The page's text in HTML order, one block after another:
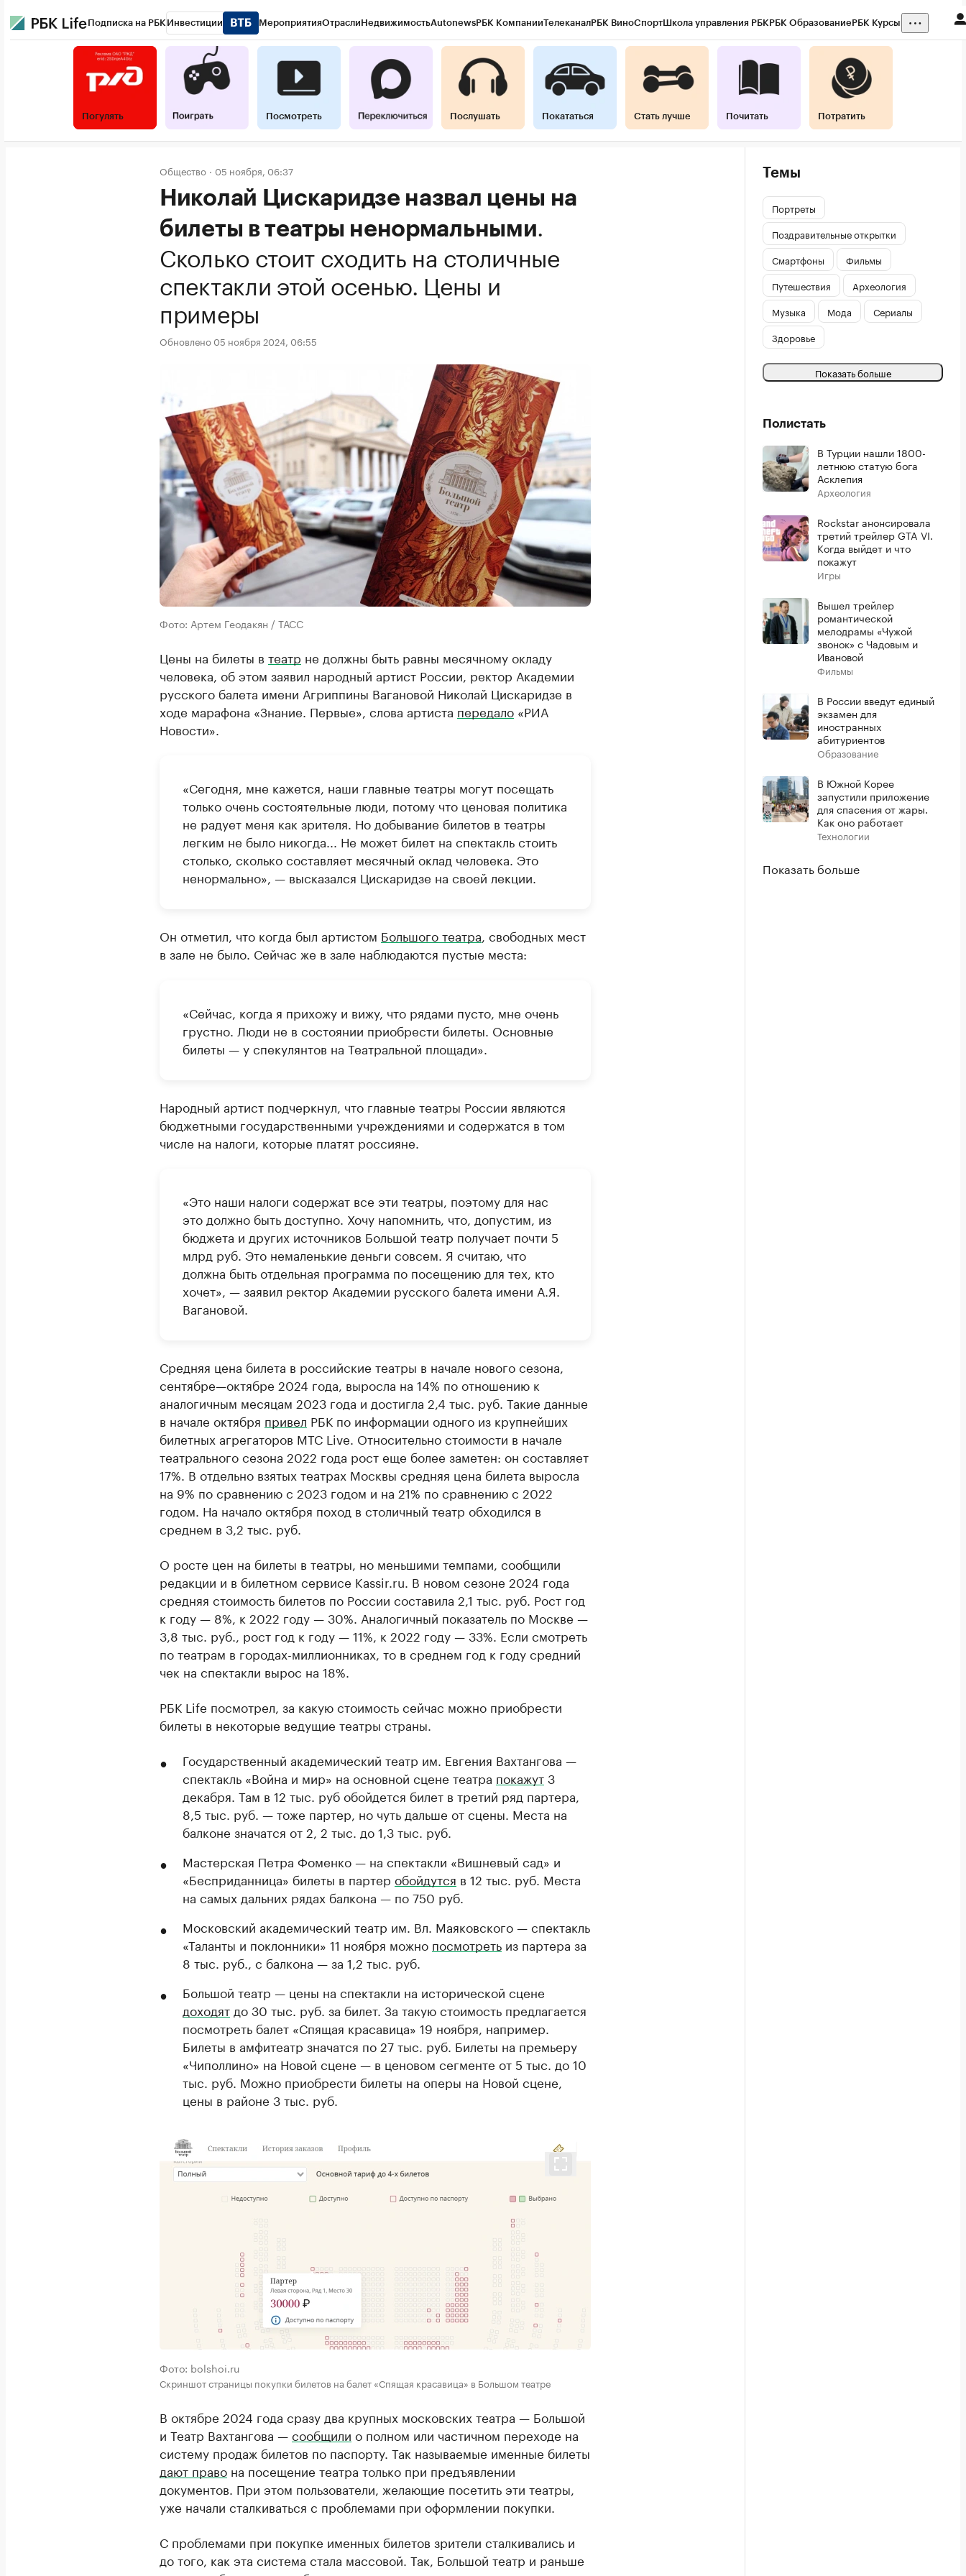
Подписка на РБК Инвестиции МероприятияОтраслиНедвижимостьAutonewsРБК КомпанииТелеканалРБК ВиноСпортШкола управления РБКРБК ОбразованиеРБК Курсы
Погулять Посмотреть Послушать Покататься Стать лучше Почитать Потратить
Общество 05 ноября, 06:37
Николай Цискаридзе назвал цены на
билеты в театры ненормальными.
Сколько стоит сходить на столичные
спектакли этой осенью. Цены и
примеры
Обновлено 05 ноября 2024, 06:55
Фото: Артем Геодакян / ТАСС
Цены на билеты в театр не должны быть равны месячному окладу
человека, об этом заявил народный артист России, ректор Академии
русского балета имени Агриппины Вагановой Николай Цискаридзе в
ходе марафона «Знание. Первые», слова артиста передало «РИА
Новости».
«Сегодня, мне кажется, наши главные театры могут посещать
только очень состоятельные люди, потому что ценовая политика
не радует меня как зрителя. Но добывание билетов в театры
легким не было никогда... Не может билет на спектакль стоить
столько, сколько составляет месячный оклад человека. Это
ненормально», — высказался Цискаридзе на своей лекции.
Он отметил, что когда был артистом Большого театра , свободных мест
в зале не было. Сейчас же в зале наблюдаются пустые места:
«Сейчас, когда я прихожу и вижу, что рядами пусто, мне очень
грустно. Люди не в состоянии приобрести билеты. Основные
билеты — у спекулянтов на Театральной площади».
Народный артист подчеркнул, что главные театры России являются
бюджетными государственными учреждениями и содержатся в том
числе на налоги, которые платят россияне.
«Это наши налоги содержат все эти театры, поэтому для нас
это должно быть доступно. Хочу напомнить, что, допустим, из
бюджета и других источников Большой театр получает почти 5
млрд руб. Это немаленькие деньги совсем. Я считаю, что
должна быть отдельная программа по посещению для тех, кто
хочет», — заявил ректор Академии русского балета имени А.Я.
Вагановой.
Средняя цена билета в российские театры в начале нового сезона,
сентябре—октябре 2024 года, выросла на 14% по отношению к
аналогичным месяцам 2023 года и достигла 2,4 тыс. руб. Такие данные
в начале октября привел РБК по информации одного из крупнейших
билетных агрегаторов МТС Live. Относительно стоимости в начале
театрального сезона 2022 года рост еще более заметен: он составляет
17%. В отдельно взятых театрах Москвы средняя цена билета выросла
на 9% по сравнению с 2023 годом и на 21% по сравнению с 2022
годом. На начало октября поход в столичный театр обходился в
среднем в 3,2 тыс. руб.
О росте цен на билеты в театры, но меньшими темпами, сообщили
редакции и в билетном сервисе Kassir.ru. В новом сезоне 2024 года
средняя стоимость билетов по России составила 2,1 тыс. руб. Рост год
к году — 8%, к 2022 году — 30%. Аналогичный показатель по Москве —
3,8 тыс. руб., рост год к году — 11%, к 2022 году — 33%. Если смотреть
по театрам в городах-миллионниках, то в среднем год к году средний
чек на спектакли вырос на 18%.
РБК Life посмотрел, за какую стоимость сейчас можно приобрести
билеты в некоторые ведущие театры страны.
Государственный академический театр им. Евгения Вахтангова —
спектакль «Война и мир» на основной сцене театра покажут3
декабря. Там в 12 тыс. руб обойдется билет в третий ряд партера,
8,5 тыс. руб. — тоже партер, но чуть дальше от сцены. Места на
балконе значатся от 2, 2 тыс. до 1,3 тыс. руб.
Мастерская Петра Фоменко — на спектакли «Вишневый сад» и
«Бесприданница» билеты в партер обойдутся в 12 тыс. руб. Места
на самых дальних рядах балкона — по 750 руб.
Московский академический театр им. Вл. Маяковского — спектакль
«Таланты и поклонники» 11 ноября можно посмотреть из партера за
8 тыс. руб., с балкона — за 1,2 тыс. руб.
Большой театр — цены на спектакли на исторической сцене
доходят до 30 тыс. руб. за билет. За такую стоимость предлагается
посмотреть балет «Спящая красавица» 19 ноября, например.
Билеты в амфитеатр значатся по 27 тыс. руб. Билеты на премьеру
«Чиполлино» на Новой сцене — в ценовом сегменте от 5 тыс. до 10
тыс. руб. Можно приобрести билеты на оперы на Новой сцене,
цены в районе 3 тыс. руб.
Фото: bolshoi.ru
Скриншот страницы покупки билетов на балет «Спящая красавица» в Большом театре
В октябре 2024 года сразу два крупных московских театра — Большой
и Театр Вахтангова —сообщили о полном или частичном переходе на
систему продаж билетов по паспорту. Так называемые именные билеты
дают право на посещение театра только при предъявлении
документов. При этом пользователи, желающие посетить эти театры,
уже начали сталкиваться с проблемами при оформлении покупки.
С проблемами при покупке именных билетов зрители сталкивались и
до того, как эта система стала массовой. Так, Большой театр и раньше
Темы
Портреты
Поздравительные открытки
Смартфоны
Фильмы
Путешествия
Археология
Музыка
Мода
Сериалы
Здоровье
Показать больше
Полистать
В Турции нашли 1800-
летнюю статую бога
Асклепия
Археология
Rockstar анонсировала
третий трейлер GTA VI.
Когда выйдет и что
покажут
Игры
Вышел трейлер
романтической
мелодрамы «Чужой
звонок» с Чадовым и
Ивановой
Фильмы
В России введут единый
экзамен для
иностранных
абитуриентов
Образование
В Южной Корее
запустили приложение
для спасения от жары.
Как оно работает
Технологии
Показать больше